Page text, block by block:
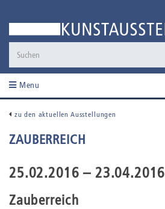
Menu
zu den aktuellen Ausstellungen
ZAUBERREICH
25.02.2016 – 23.04.2016
Zauberreich